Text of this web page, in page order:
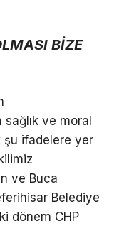
BİZE
ve moral
şu ifadelere yer
ve Buca
Belediye
dönem CHP